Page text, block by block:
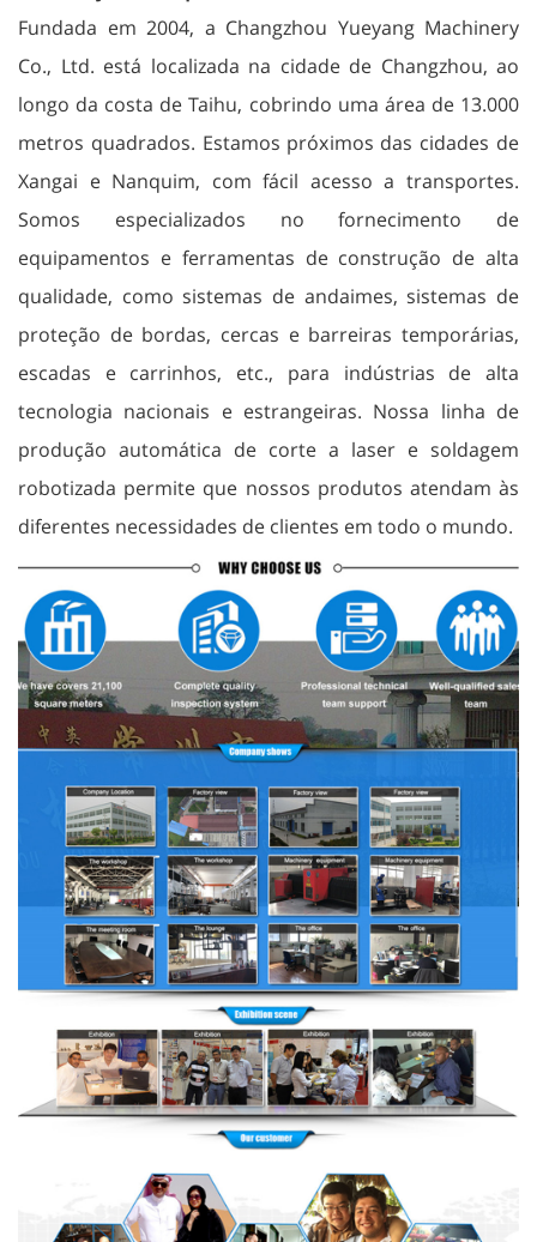
Fundada em 2004, a Changzhou Yueyang Machinery
Co., Ltd. está localizada na cidade de Changzhou, ao
longo da costa de Taihu, cobrindo uma área de 13.000
metros quadrados. Estamos próximos das cidades de
Xangai e Nanquim, com fácil acesso a transportes.
Somos especializados no fornecimento de
equipamentos e ferramentas de construção de alta
qualidade, como sistemas de andaimes, sistemas de
proteção de bordas, cercas e barreiras temporárias,
escadas e carrinhos, etc., para indústrias de alta
tecnologia nacionais e estrangeiras. Nossa linha de
produção automática de corte a laser e soldagem
robotizada permite que nossos produtos atendam às
diferentes necessidades de clientes em todo o mundo.